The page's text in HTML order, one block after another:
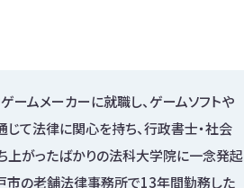
ムメーカーに就職し、ゲームソフトや
て法律に関心を持ち、行政書士・社会
上がったばかりの法科大学院に一念発起
市の老舗法律事務所で13年間勤務した